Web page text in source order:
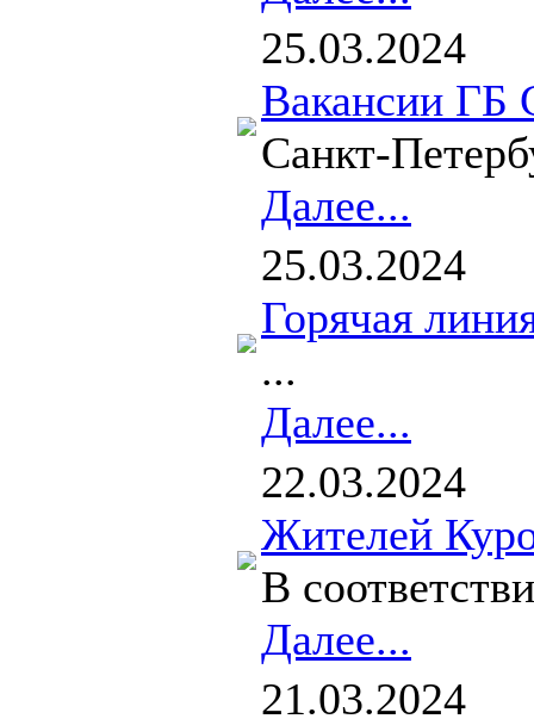
25.03.2024
Вакансии ГБ
Санкт-
Далее...
25.03.2024
Горячая
...
Далее...
22.03.2024
Жителей
В
Далее...
21.03.2024